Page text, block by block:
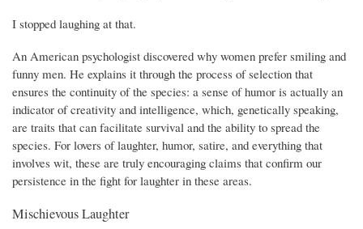
I stopped laughing at that.
An American psychologist discovered why women prefer smiling and
funny men. He explains it through the process of selection that
ensures the continuity of the species: a sense of humor is actually an
indicator of creativity and intelligence, which, genetically speaking,
are traits that can facilitate survival and the ability to spread the
species. For lovers of laughter, humor, satire, and everything that
involves wit, these are truly encouraging claims that confirm our
persistence in the fight for laughter in these areas.
Mischievous Laughter